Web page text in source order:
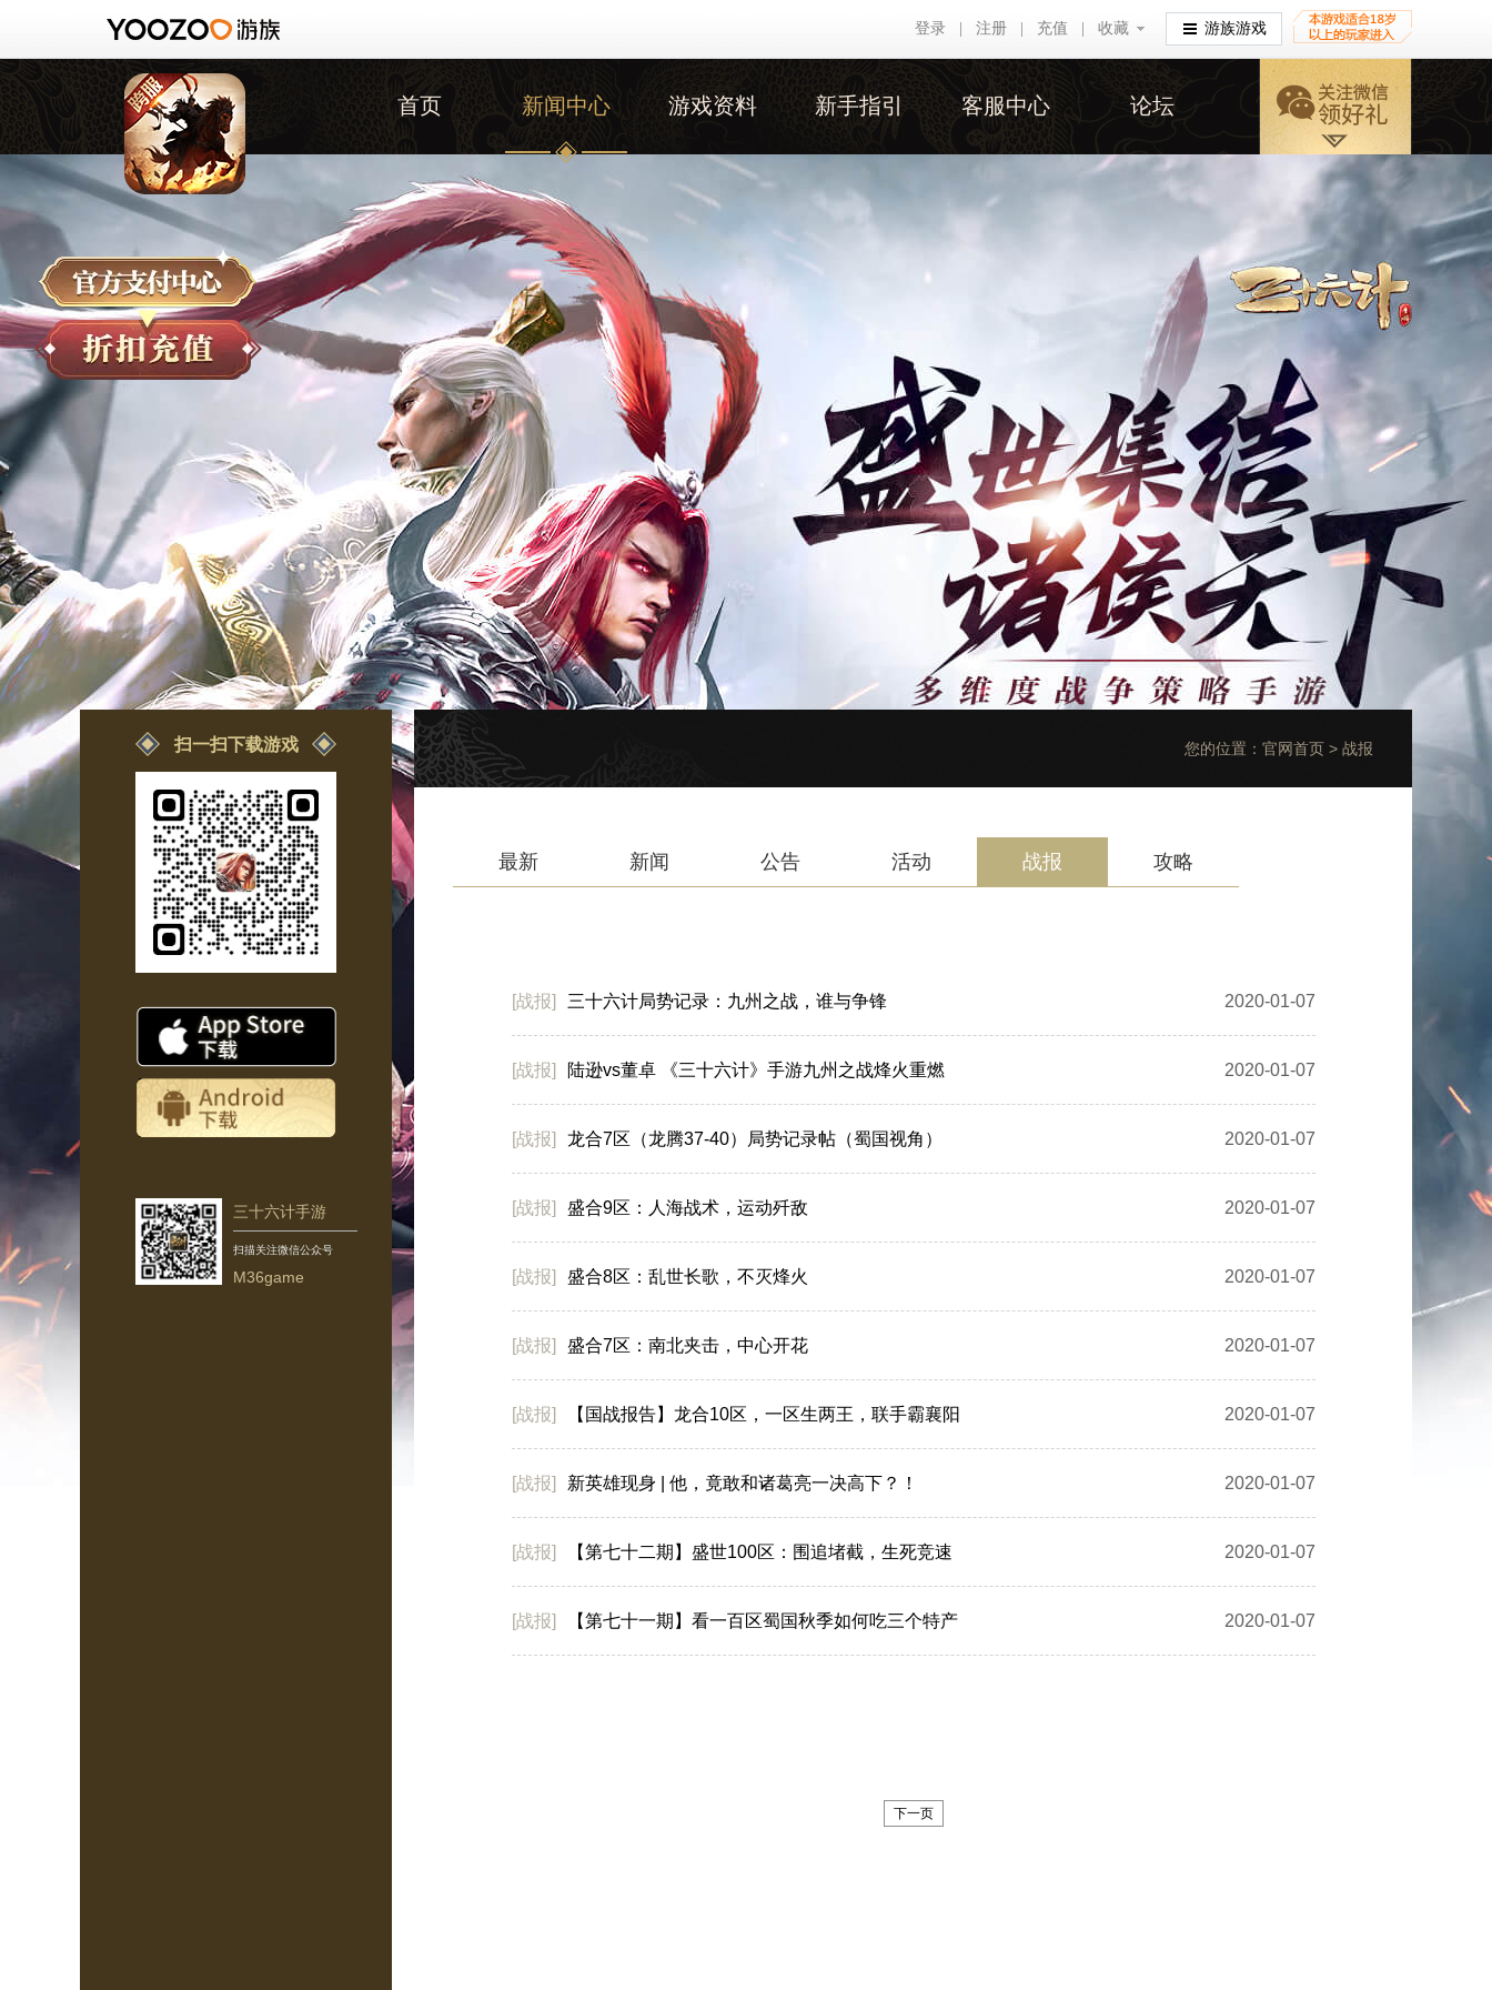
登录 注册 充值 收藏
收藏 游族游戏
三十六计手游
首页 新闻中心 游戏资料 新手指引 客服中心 论坛
扫一扫下载游戏
三十六计手游
扫描关注微信公众号
M36game
您的位置： 官网首页 > 战报
最新 新闻 公告 活动 战报 攻略
2020-01-07
[战报] 三十六计局势记录：九州之战，谁与争锋
2020-01-07
[战报] 陆逊vs董卓 《三十六计》手游九州之战烽火重燃
2020-01-07
[战报] 龙合7区（龙腾37-40）局势记录帖（蜀国视角）
2020-01-07
[战报] 盛合9区：人海战术，运动歼敌
2020-01-07
[战报] 盛合8区：乱世长歌，不灭烽火
2020-01-07
[战报] 盛合7区：南北夹击，中心开花
2020-01-07
[战报] 【国战报告】龙合10区，一区生两王，联手霸襄阳
2020-01-07
[战报] 新英雄现身 | 他，竟敢和诸葛亮一决高下？！
2020-01-07
[战报] 【第七十二期】盛世100区：围追堵截，生死竞速
2020-01-07
[战报] 【第七十一期】看一百区蜀国秋季如何吃三个特产
下一页